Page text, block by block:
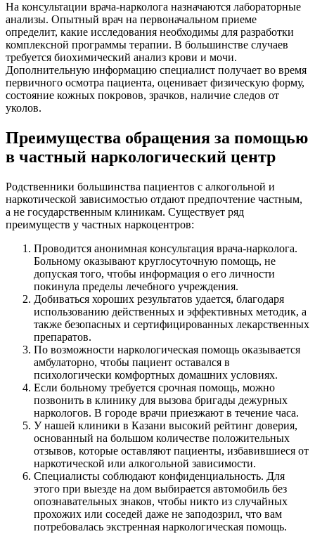
На консультации врача-нарколога назначаются лабораторные
анализы. Опытный врач на первоначальном приеме
определит, какие исследования необходимы для разработки
комплексной программы терапии. В большинстве случаев
требуется биохимический анализ крови и мочи.
Дополнительную информацию специалист получает во время
первичного осмотра пациента, оценивает физическую форму,
состояние кожных покровов, зрачков, наличие следов от
уколов.
Преимущества обращения за помощью
в частный наркологический центр
Родственники большинства пациентов с алкогольной и
наркотической зависимостью отдают предпочтение частным,
а не государственным клиникам. Существует ряд
преимуществ у частных наркоцентров:
Проводится анонимная консультация врача-нарколога.
Больному оказывают круглосуточную помощь, не
допуская того, чтобы информация о его личности
покинула пределы лечебного учреждения.
Добиваться хороших результатов удается, благодаря
использованию действенных и эффективных методик, а
также безопасных и сертифицированных лекарственных
препаратов.
По возможности наркологическая помощь оказывается
амбулаторно, чтобы пациент оставался в
психологически комфортных домашних условиях.
Если больному требуется срочная помощь, можно
позвонить в клинику для вызова бригады дежурных
наркологов. В городе врачи приезжают в течение часа.
У нашей клиники в Казани высокий рейтинг доверия,
основанный на большом количестве положительных
отзывов, которые оставляют пациенты, избавившиеся от
наркотической или алкогольной зависимости.
Специалисты соблюдают конфиденциальность. Для
этого при выезде на дом выбирается автомобиль без
опознавательных знаков, чтобы никто из случайных
прохожих или соседей даже не заподозрил, что вам
потребовалась экстренная наркологическая помощь.